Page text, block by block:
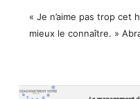
« Je n’aime pas trop cet
mieux le connaître. »